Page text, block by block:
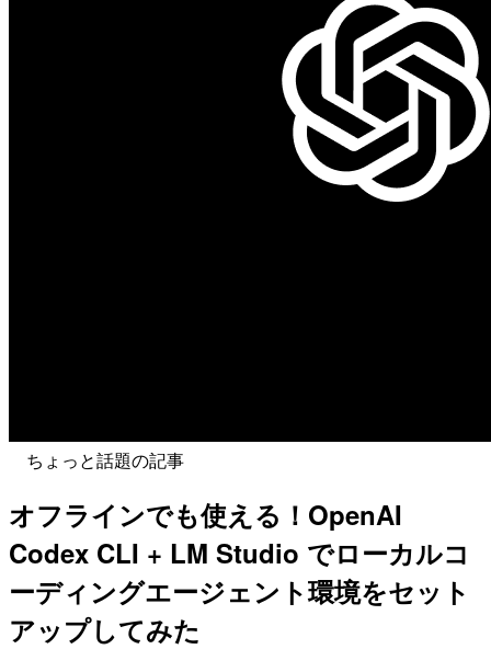
ちょっと話題の記事
オフラインでも使える！OpenAI
Codex CLI + LM Studio でローカルコ
ーディングエージェント環境をセット
アップしてみた